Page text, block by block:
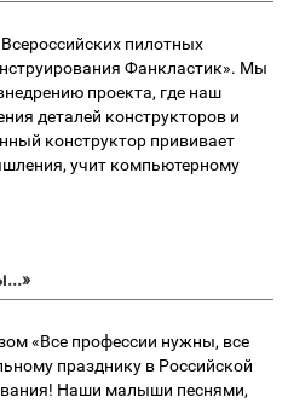
пилотных
Фанкластик». Мы
проекта, где наш
деталей конструкторов и
конструктор прививает
учит компьютерному
«Все профессии нужны, все
празднику в Российской
Наши малыши песнями,